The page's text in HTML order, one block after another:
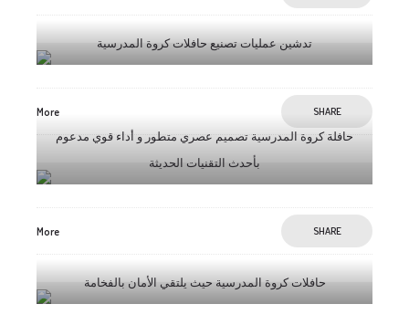
تدشين عمليات تصنيع حافلات كروة المدرسية
More SHARE
حافلة كروة المدرسية تصميم عصري متطور و أداء قوي مدعوم
بأحدث التقنيات الحديثة
More SHARE
حافلات كروة المدرسية حيث يلتقي الأمان بالفخامة